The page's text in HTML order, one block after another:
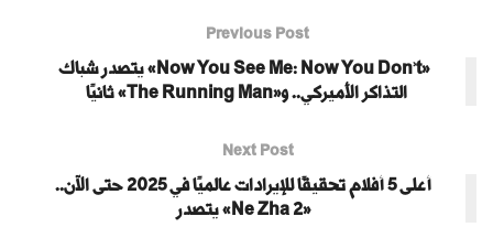
Previous Post
«Now You See Me: Now You Don’t» يتصدر شباك
التذاكر الأميركي.. و«The Running Man» ثانيًا
Next Post
أعلى 5 أفلام تحقيقًا للإيرادات عالميًا في 2025 حتى الآن..
«Ne Zha 2» يتصدر